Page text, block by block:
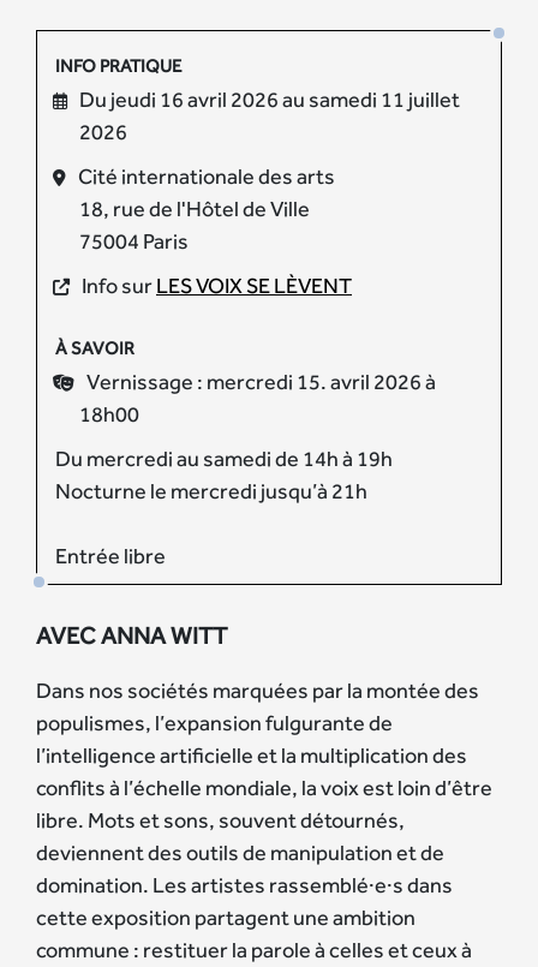
INFO PRATIQUE
Du jeudi 16 avril 2026 au samedi 11 juillet
2026
Cité internationale des arts
18, rue de l'Hôtel de Ville
75004 Paris
Info surLES VOIX SE LÈVENT
À SAVOIR
Vernissage : mercredi 15. avril 2026 à
18h00
Du mercredi au samedi de 14h à 19h
Nocturne le mercredi jusqu’à 21h
Entrée libre
AVEC ANNA WITT
Dans nos sociétés marquées par la montée des
populismes, l’expansion fulgurante de
l’intelligence artificielle et la multiplication des
conflits à l’échelle mondiale, la voix est loin d’être
libre. Mots et sons, souvent détournés,
deviennent des outils de manipulation et de
domination. Les artistes rassemblé·e·s dans
cette exposition partagent une ambition
commune : restituer la parole à celles et ceux à